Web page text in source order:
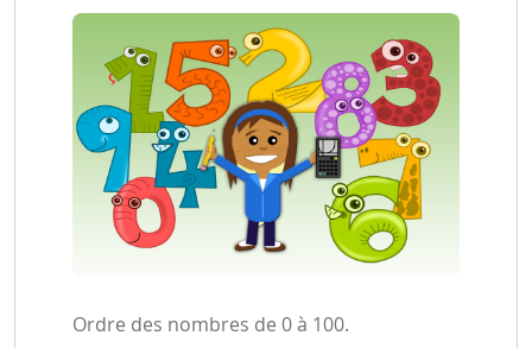
Ordre des nombres de 0 à 100.